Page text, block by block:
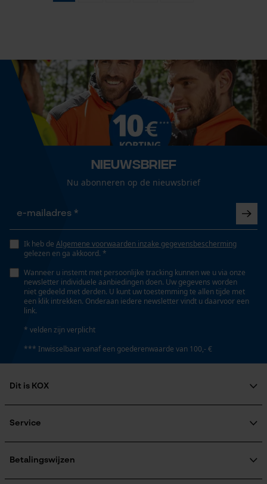
Nieuwsbrief
Nu abonneren op de nieuwsbrief
Ik heb de Algemene voorwaarden inzake gegevensbescherming
gelezen en ga akkoord. *
Wanneer u instemt met persoonlijke tracking kunnen we u via onze
newsletter individuele aanbiedingen doen. Uw gegevens worden
niet gedeeld met derden. U kunt uw toestemming te allen tijde met
een klik intrekken. Onderaan iedere newsletter vindt u daarvoor een
link.
* velden zijn verplicht
*** Inwisselbaar vanaf een goederenwaarde van 100,- €
Dit is KOX
Maatschappelijke betrokkenheid
Aanmelding nieuwsbrief
Service
KOX catalogus
Betalingswijzen